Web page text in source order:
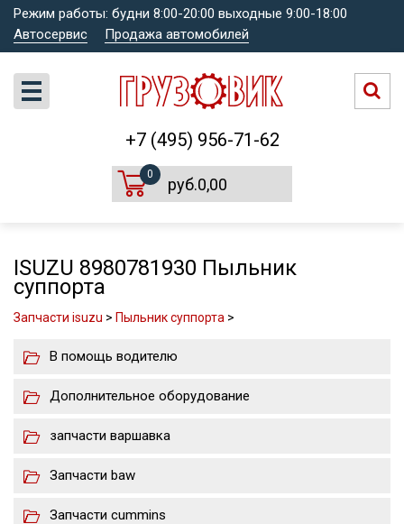
Режим работы: будни 8:00-20:00 выходные 9:00-18:00
Автосервис
Продажа автомобилей
+7 (495) 956-71-62
0
руб.0,00
ISUZU 8980781930 Пыльник
суппорта
Запчасти isuzu > Пыльник суппорта >
В помощь водителю
Дополнительное оборудование
запчасти варшавка
Запчасти baw
Запчасти cummins